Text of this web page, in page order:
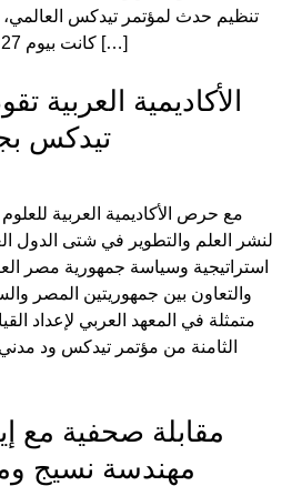
تنظيم حدث لمؤتمر تيدكس العالمي،
كانت بيوم 27 مارس 2021 نسخة متميزة […]
الأكاديمية العربية
تيدكس
مع حرص الأكاديمية العربية
لنشر العلم والتطوير في شتى الدول
استراتيجية وسياسة جمهورية مصر
والتعاون بين جمهوريتين المصر
متمثلة في المعهد العربي لإعداد
الثامنة من مؤتمر تيدكس ود
مقابلة صحفية مع
مهندسة نسيج